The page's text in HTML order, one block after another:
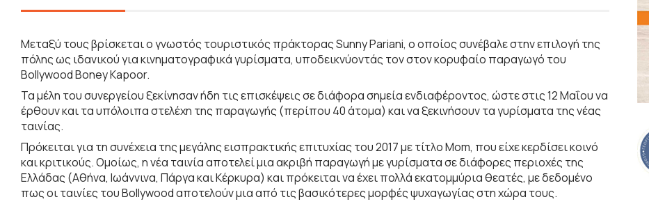
Μεταξύ τους βρίσκεται ο γνωστός τουριστικός πράκτορας Sunny Pariani, ο οποίος συνέβαλε στην επιλογή της
πόλης ως ιδανικού για κινηματογραφικά γυρίσματα, υποδεικνύοντάς τον στον κορυφαίο παραγωγό του
Bollywood Boney Kapoor.
Τα μέλη του συνεργείου ξεκίνησαν ήδη τις επισκέψεις σε διάφορα σημεία ενδιαφέροντος, ώστε στις 12 Μαΐου να
έρθουν και τα υπόλοιπα στελέχη της παραγωγής (περίπου 40 άτομα) και να ξεκινήσουν τα γυρίσματα της νέας
ταινίας.
Πρόκειται για τη συνέχεια της μεγάλης εισπρακτικής επιτυχίας του 2017 με τίτλο Mom, που είχε κερδίσει κοινό
και κριτικούς. Ομοίως, η νέα ταινία αποτελεί μια ακριβή παραγωγή με γυρίσματα σε διάφορες περιοχές της
Ελλάδας (Αθήνα, Ιωάννινα, Πάργα και Κέρκυρα) και πρόκειται να έχει πολλά εκατομμύρια θεατές, με δεδομένο
πως οι ταινίες του Bollywood αποτελούν μια από τις βασικότερες μορφές ψυχαγωγίας στη χώρα τους.